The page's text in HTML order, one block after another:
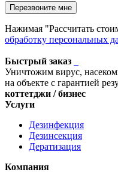
Нажимая "Рассчитать
обработку персональных
Быстрый заказ
Уничтожим вирус,
на объекте с гарантией
коттетджи / бизнес
Услуги
Дезинфекция
Дезинсекция
Дератизация
Компания